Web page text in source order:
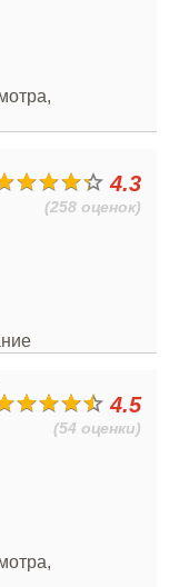
4.3
(258 оценок)
4.5
(54 оценки)